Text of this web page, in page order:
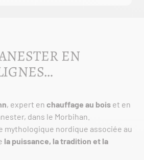
EN
, expert en chauffage au bois et en
dans le Morbihan.
mythologique nordique associée au
la puissance, la tradition et la